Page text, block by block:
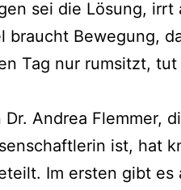
sei die Lösung,
braucht Bewegung,
Tag nur rum­sitzt,
Andrea Flemmer,
ist, hat
Im ers­ten gibt